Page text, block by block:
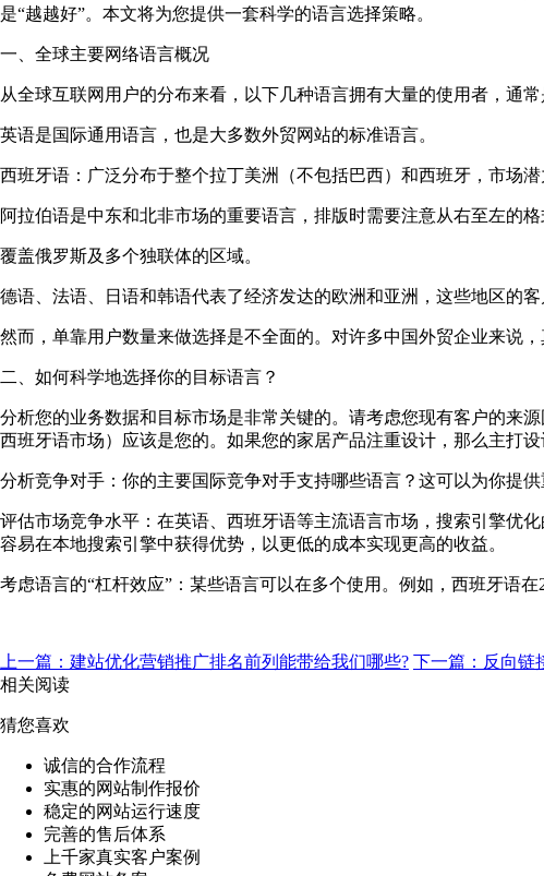
是“越越好”。本文将为您提供一套科学的语言选择策略。
一、全球主要网络语言概况
从全球互联网用户的分布来看，以下几种语言拥有大量的使用者，通常
英语是国际通用语言，也是大多数外贸网站的标准语言。
西班牙语：广泛分布于整个拉丁美洲（不包括巴西）和西班牙，市场潜
阿拉伯语是中东和北非市场的重要语言，排版时需要注意从右至左的格
覆盖俄罗斯及多个独联体的区域。
德语、法语、日语和韩语代表了经济发达的欧洲和亚洲，这些地区的客
然而，单靠用户数量来做选择是不全面的。对许多中国外贸企业来说，
二、如何科学地选择你的目标语言？
分析您的业务数据和目标市场是非常关键的。请考虑您现有客户的来
西班牙语市场）应该是您的。如果您的家居产品注重设计，那么主打
分析竞争对手：你的主要国际竞争对手支持哪些语言？这可以为你提
评估市场竞争水平：在英语、西班牙语等主流语言市场，搜索引擎优
容易在本地搜索引擎中获得优势，以更低的成本实现更高的收益。
考虑语言的“杠杆效应”：某些语言可以在多个使用。例如，西班牙语
上一篇：建站优化营销推广排名前列能带给我们哪些? 下一篇：反向链
相关阅读
猜您喜欢
诚信的合作流程
实惠的网站制作报价
稳定的网站运行速度
完善的售后体系
上千家真实客户案例